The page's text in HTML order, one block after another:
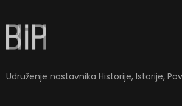
Udruženje nastavnika Historije, Istorije,